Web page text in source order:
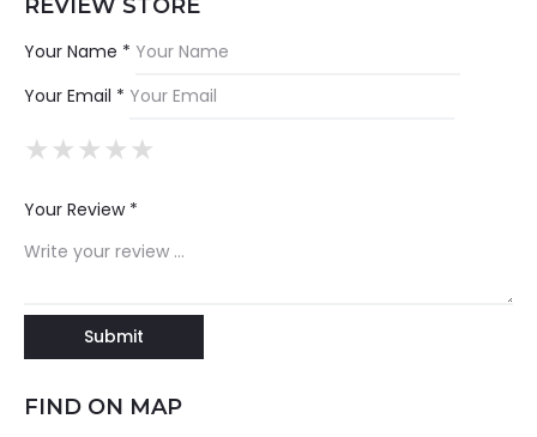
REVIEW STORE
Your Name *
Your Email *
★
★★
★★★
★★★★
★★★★★
Your Review *
FIND ON MAP